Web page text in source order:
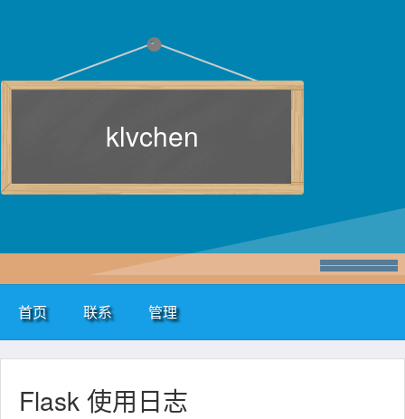
klvchen
首页 联系 管理
Flask 使用日志